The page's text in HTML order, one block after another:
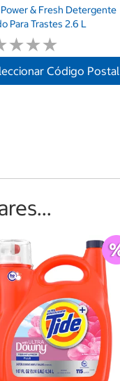
& Fresh Detergente
Para Trastes 2.6 L
★★★
★★★
Código Postal